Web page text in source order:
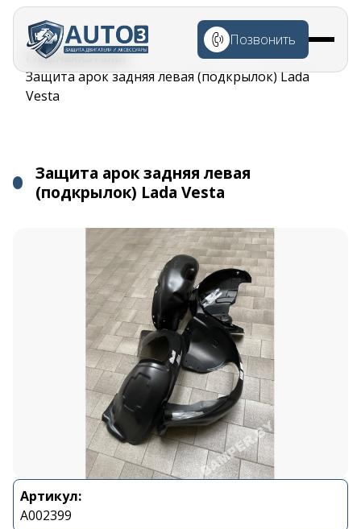
Перейти к
основному
содержанию
Позвонить
Строка
навигации
ГлавнаяКаталог
Защита арок задняя левая (подкрылок) Lada
Vesta
Защита арок задняя левая
(подкрылок) Lada Vesta
Артикул:
A002399